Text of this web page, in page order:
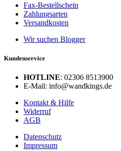
Fax-Bestellschein
Zahlungsarten
Versandkosten
Wir suchen Blogger
Kundenservice
HOTLINE: 02306 8513900
E-Mail: info@wandkings.de
Kontakt & Hilfe
Widerruf
AGB
Datenschutz
Impressum